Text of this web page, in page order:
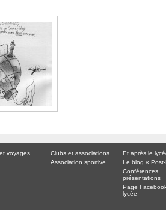
voyages
Clubs et associations
Association sportive
Et après le
Le blog «
Conférences,
présentations
Page
lycée